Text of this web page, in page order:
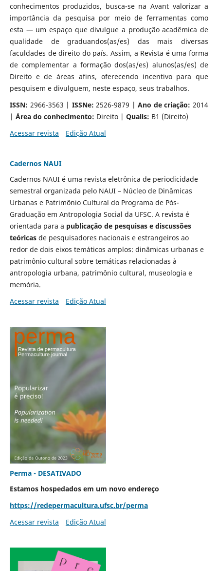
conhecimentos produzidos, busca-se na Avant valorizar a
importância da pesquisa por meio de ferramentas como
esta — um espaço que divulgue a produção acadêmica de
qualidade de graduandos(as/es) das mais diversas
faculdades de direito do país. Assim, a Revista é uma forma
de complementar a formação dos(as/es) alunos(as/es) de
Direito e de áreas afins, oferecendo incentivo para que
pesquisem e divulguem, neste espaço, seus trabalhos.
ISSN: 2966-3563 | ISSNe:2526-9879 | Ano de criação: 2014
| Área do conhecimento: Direito | Qualis: B1 (Direito)
Acessar revista
Edição Atual
Cadernos NAUI
Cadernos NAUI é uma revista eletrônica de periodicidade
semestral organizada pelo NAUI – Núcleo de Dinâmicas
Urbanas e Patrimônio Cultural do Programa de Pós-
Graduação em Antropologia Social da UFSC. A revista é
orientada para a publicação de pesquisas e discussões
teóricasde pesquisadores nacionais e estrangeiros ao
redor de dois eixos temáticos amplos: dinâmicas urbanas e
patrimônio cultural sobre temáticas relacionadas à
antropologia urbana, patrimônio cultural, museologia e
memória.
Acessar revista
Edição Atual
Perma - DESATIVADO
Estamos hospedados em um novo endereço
https://redepermacultura.ufsc.br/perma
Acessar revista
Edição Atual